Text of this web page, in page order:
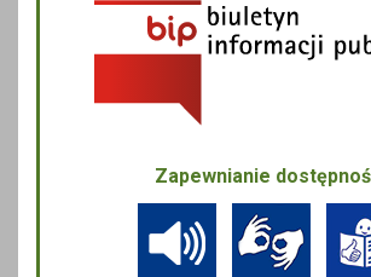
Zapewnianie